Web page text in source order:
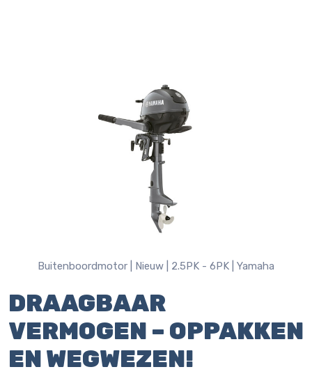
Buitenboordmotor | Nieuw | 2.5PK - 6PK | Yamaha
DRAAGBAAR
VERMOGEN – OPPAKKEN
EN WEGWEZEN!